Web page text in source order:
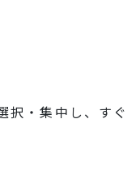
択・集中し、すぐ